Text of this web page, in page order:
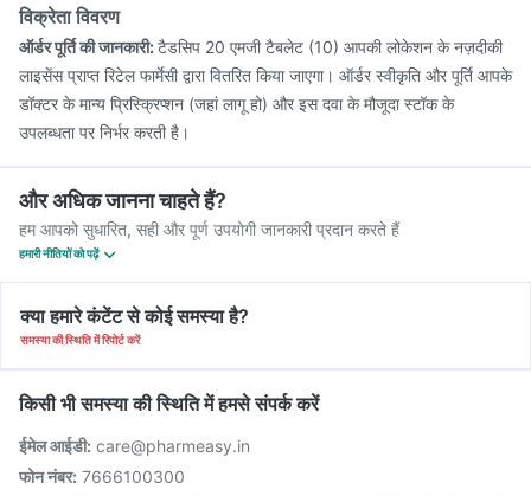
विक्रेता विवरण
ऑर्डर पूर्ति की जानकारी:टैडसिप 20 एमजी टैबलेट (10) आपकी लोकेशन के नज़दीकी
लाइसेंस प्राप्त रिटेल फार्मेसी द्वारा वितरित किया जाएगा। ऑर्डर स्वीकृति और पूर्ति आपके
डॉक्टर के मान्य प्रिस्क्रिप्शन (जहां लागू हो) और इस दवा के मौजूदा स्टॉक के
उपलब्धता पर निर्भर करती है।
और अधिक जानना चाहते हैं?
हम आपको सुधारित, सही और पूर्ण उपयोगी जानकारी प्रदान करते हैं
हमारी नीतियों को पढ़ें
क्या हमारे कंटेंट से कोई समस्या है?
समस्या की स्थिति में रिपोर्ट करें
किसी भी समस्या की स्थिति में हमसे संपर्क करें
ईमेल आईडी: care@pharmeasy.in
फोन नंबर: 7666100300